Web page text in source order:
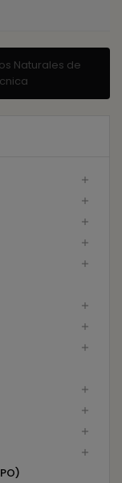
Naturales de











